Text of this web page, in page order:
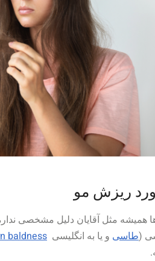
ریزش مو
(طاسی و یا به انگلیسی baldness